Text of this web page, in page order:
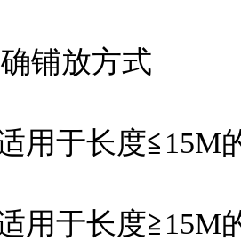
铺放方式
用于长度≦15M
用于长度≧15M